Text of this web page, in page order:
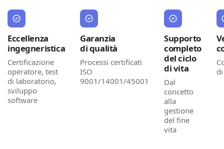
Eccellenza
ingegneristica
Certificazione
operatore, test
di laboratorio,
sviluppo
software
Garanzia
di qualità
Processi certificati
ISO
9001/14001/45001
Supporto
completo
del ciclo
di vita
Dal
concetto
alla
gestione
del fine
vita